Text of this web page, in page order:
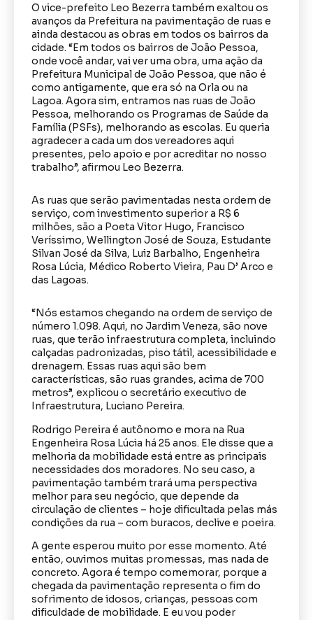
O vice-prefeito Leo Bezerra também exaltou os
avanços da Prefeitura na pavimentação de ruas e
ainda destacou as obras em todos os bairros da
cidade. “Em todos os bairros de João Pessoa,
onde você andar, vai ver uma obra, uma ação da
Prefeitura Municipal de João Pessoa, que não é
como antigamente, que era só na Orla ou na
Lagoa. Agora sim, entramos nas ruas de João
Pessoa, melhorando os Programas de Saúde da
Família (PSFs), melhorando as escolas. Eu queria
agradecer a cada um dos vereadores aqui
presentes, pelo apoio e por acreditar no nosso
trabalho”, afirmou Leo Bezerra.
As ruas que serão pavimentadas nesta ordem de
serviço, com investimento superior a R$ 6
milhões, são a Poeta Vitor Hugo, Francisco
Veríssimo, Wellington José de Souza, Estudante
Silvan José da Silva, Luiz Barbalho, Engenheira
Rosa Lúcia, Médico Roberto Vieira, Pau D’ Arco e
das Lagoas.
“Nós estamos chegando na ordem de serviço de
número 1.098. Aqui, no Jardim Veneza, são nove
ruas, que terão infraestrutura completa, incluindo
calçadas padronizadas, piso tátil, acessibilidade e
drenagem. Essas ruas aqui são bem
características, são ruas grandes, acima de 700
metros”, explicou o secretário executivo de
Infraestrutura, Luciano Pereira.
Rodrigo Pereira é autônomo e mora na Rua
Engenheira Rosa Lúcia há 25 anos. Ele disse que a
melhoria da mobilidade está entre as principais
necessidades dos moradores. No seu caso, a
pavimentação também trará uma perspectiva
melhor para seu negócio, que depende da
circulação de clientes – hoje dificultada pelas más
condições da rua – com buracos, declive e poeira.
A gente esperou muito por esse momento. Até
então, ouvimos muitas promessas, mas nada de
concreto. Agora é tempo comemorar, porque a
chegada da pavimentação representa o fim do
sofrimento de idosos, crianças, pessoas com
dificuldade de mobilidade. E eu vou poder